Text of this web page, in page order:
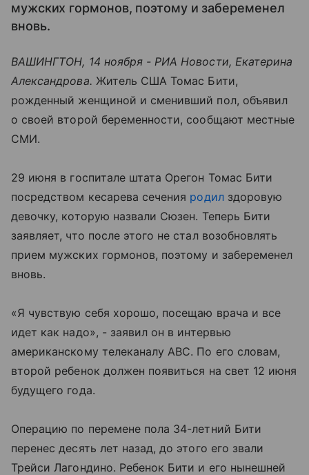
мужских гормонов, поэтому и забеременел
вновь.
ВАШИНГТОН, 14 ноября - РИА Новости, Екатерина
Александрова. Житель США Томас Бити,
рожденный женщиной и сменивший пол, объявил
о своей второй беременности, сообщают местные
СМИ.
29 июня в госпитале штата Орегон Томас Бити
посредством кесарева сечения родилздоровую
девочку, которую назвали Сюзен. Теперь Бити
заявляет, что после этого не стал возобновлять
прием мужских гормонов, поэтому и забеременел
вновь.
«Я чувствую себя хорошо, посещаю врача и все
идет как надо», - заявил он в интервью
американскому телеканалу ABC. По его словам,
второй ребенок должен появиться на свет 12 июня
будущего года.
Операцию по перемене пола 34-летний Бити
перенес десять лет назад, до этого его звали
Трейси Лагондино. Ребенок Бити и его нынешней